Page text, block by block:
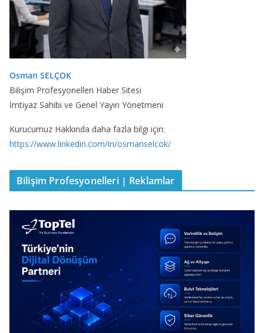
Osman SELÇOK
Bilişim Profesyonelleri Haber Sitesi
İmtiyaz Sahibi ve Genel Yayın Yönetmeni
Kurucumuz Hakkında daha fazla bilgi için:
https://www.linkedin.com/in/osmanselcok/
Bilişim Profesyonelleri | Reklamlar